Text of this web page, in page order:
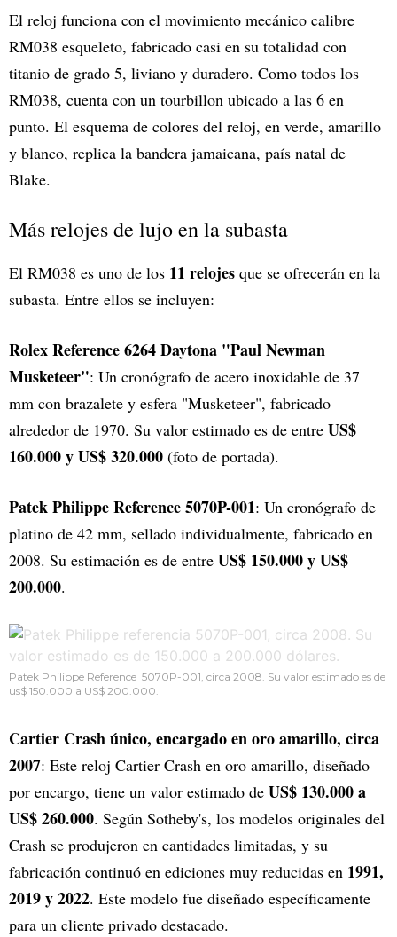
El reloj funciona con el movimiento mecánico calibre
RM038 esqueleto, fabricado casi en su totalidad con
titanio de grado 5, liviano y duradero. Como todos los
RM038, cuenta con un tourbillon ubicado a las 6 en
punto. El esquema de colores del reloj, en verde, amarillo
y blanco, replica la bandera jamaicana, país natal de
Blake.
Más relojes de lujo en la subasta
El RM038 es uno de los 11 relojes que se ofrecerán en la
subasta. Entre ellos se incluyen:
Rolex Reference 6264 Daytona "Paul Newman
Musketeer": Un cronógrafo de acero inoxidable de 37
mm con brazalete y esfera "Musketeer", fabricado
alrededor de 1970. Su valor estimado es de entre US$
160.000 y US$ 320.000 (foto de portada).
Patek Philippe Reference 5070P-001: Un cronógrafo de
platino de 42 mm, sellado individualmente, fabricado en
2008. Su estimación es de entre US$ 150.000 y US$
200.000.
Patek Philippe Reference 5070P-001, circa 2008. Su valor estimado es de
us$ 150.000 a US$ 200.000.
Cartier Crash único, encargado en oro amarillo, circa
2007: Este reloj Cartier Crash en oro amarillo, diseñado
por encargo, tiene un valor estimado de US$ 130.000 a
US$ 260.000. Según Sotheby's, los modelos originales del
Crash se produjeron en cantidades limitadas, y su
fabricación continuó en ediciones muy reducidas en 1991,
2019 y 2022. Este modelo fue diseñado específicamente
para un cliente privado destacado.